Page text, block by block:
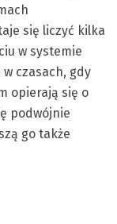
się liczyć kilka
w systemie
czasach, gdy
opierają się o
podwójnie
go także